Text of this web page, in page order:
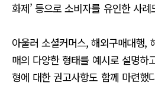
화제’ 등으로 소비자를 유인한 사례
아울러 소셜커머스, 해외구매대행,
매의 다양한 형태를 예시로 설명하
형에 대한 권고사항도 함께 마련했